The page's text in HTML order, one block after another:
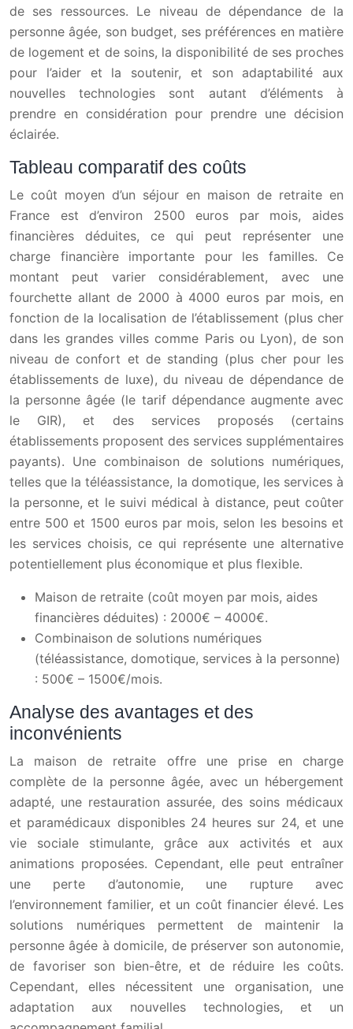
de ses ressources. Le niveau de dépendance de la
personne âgée, son budget, ses préférences en matière
de logement et de soins, la disponibilité de ses proches
pour l’aider et la soutenir, et son adaptabilité aux
nouvelles technologies sont autant d’éléments à
prendre en considération pour prendre une décision
éclairée.
Tableau comparatif des coûts
Le coût moyen d’un séjour en maison de retraite en
France est d’environ 2500 euros par mois, aides
financières déduites, ce qui peut représenter une
charge financière importante pour les familles. Ce
montant peut varier considérablement, avec une
fourchette allant de 2000 à 4000 euros par mois, en
fonction de la localisation de l’établissement (plus cher
dans les grandes villes comme Paris ou Lyon), de son
niveau de confort et de standing (plus cher pour les
établissements de luxe), du niveau de dépendance de
la personne âgée (le tarif dépendance augmente avec
le GIR), et des services proposés (certains
établissements proposent des services supplémentaires
payants). Une combinaison de solutions numériques,
telles que la téléassistance, la domotique, les services à
la personne, et le suivi médical à distance, peut coûter
entre 500 et 1500 euros par mois, selon les besoins et
les services choisis, ce qui représente une alternative
potentiellement plus économique et plus flexible.
Maison de retraite (coût moyen par mois, aides
financières déduites) : 2000€ – 4000€.
Combinaison de solutions numériques
(téléassistance, domotique, services à la personne)
: 500€ – 1500€/mois.
Analyse des avantages et des
inconvénients
La maison de retraite offre une prise en charge
complète de la personne âgée, avec un hébergement
adapté, une restauration assurée, des soins médicaux
et paramédicaux disponibles 24 heures sur 24, et une
vie sociale stimulante, grâce aux activités et aux
animations proposées. Cependant, elle peut entraîner
une perte d’autonomie, une rupture avec
l’environnement familier, et un coût financier élevé. Les
solutions numériques permettent de maintenir la
personne âgée à domicile, de préserver son autonomie,
de favoriser son bien-être, et de réduire les coûts.
Cependant, elles nécessitent une organisation, une
adaptation aux nouvelles technologies, et un